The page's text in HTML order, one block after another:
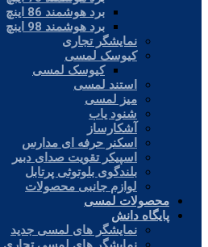
برد هوشمند 86 اینچ
برد هوشمند 98 اینچ
نمایشگر تجاری
کیوسک لمسی
کیوسک لمسی
استند لمسی
میز لمسی
شنود یاب
آشکارساز
اسکنر حرفه ای مدارس
اسپیکر تقویت صدای دبیر
بلندگوی بلوتوثی پرتابل
لوازم جانبی محصولات
محصولات لمسی
پایگاه دانش
نمایشگر های لمسی جدید